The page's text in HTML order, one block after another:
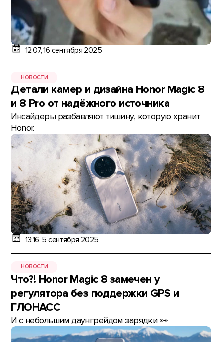
12:07, 16 сентября 2025
НОВОСТИ
Детали камер и дизайна Honor Magic 8
и 8 Pro от надёжного источника
Инсайдеры разбавляют тишину, которую хранит
Honor.
13:16, 5 сентября 2025
НОВОСТИ
Что?! Honor Magic 8 замечен у
регулятора без поддержки GPS и
ГЛОНАСС
И с небольшим даунгрейдом зарядки 👀